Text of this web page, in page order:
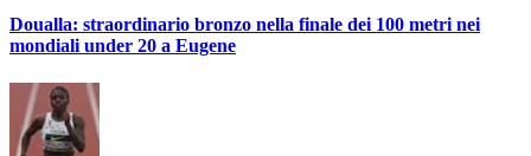
Doualla: straordinario bronzo nella finale dei 100 metri nei
mondiali under 20 a Eugene